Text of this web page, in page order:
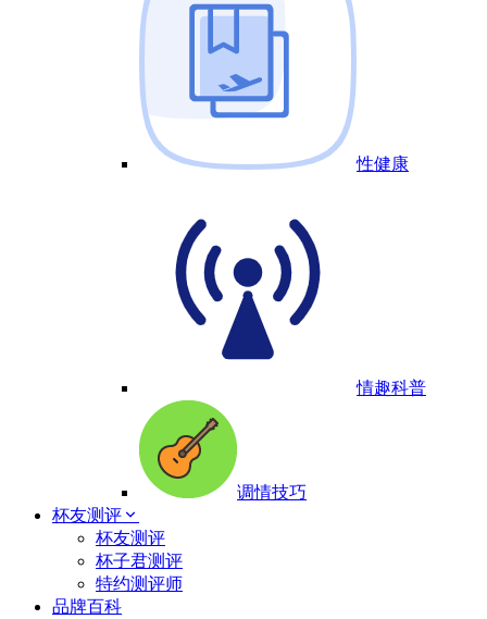
性健康
情趣科普
调情技巧
杯友测评
杯友测评
杯子君测评
特约测评师
品牌百科